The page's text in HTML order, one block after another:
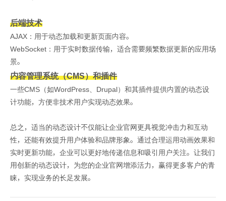
后端技术
AJAX：用于动态加载和更新页面内容。
WebSocket：用于实时数据传输，适合需要频繁数据更新的应用场
景。
内容管理系统（CMS）和插件
一些CMS（如WordPress、Drupal）和其插件提供内置的动态设
计功能，方便非技术用户实现动态效果。
总之，适当的动态设计不仅能让企业官网更具视觉冲击力和互动
性，还能有效提升用户体验和品牌形象。通过合理运用动画效果和
实时更新功能，企业可以更好地传递信息和吸引用户关注。让我们
用创新的动态设计，为您的企业官网增添活力，赢得更多客户的青
睐，实现业务的长足发展。